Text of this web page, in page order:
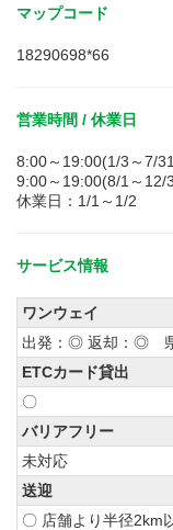
マップコード
18290698*66
営業時間 / 休業日
8:00～19:00(1/3～7/
9:00～19:00(8/1～12/
休業日：1/1～1/2
サービス情報
ワンウェイ
出発：◎ 返却：◎
ETCカード貸出
〇
バリアフリー
未対応
送迎
〇 店舗より半径2km